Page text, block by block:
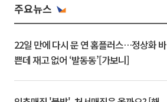
주요뉴스
22일 만에 다시 문 연 홈플러스…정상화 바
쁜데 재고 없어 ‘발동동’[가보니]